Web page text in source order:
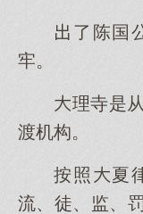
了陈国
牢。
理寺是
渡机构。
按照夏
流、徒、监、